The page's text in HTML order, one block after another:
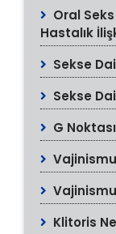
Oral
Hastalık
Sekse
Sekse
G
Klitoris